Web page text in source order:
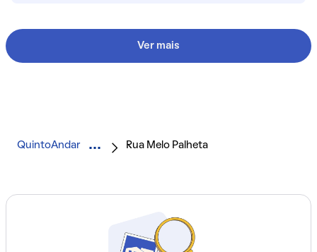
Ver mais
QuintoAndar Rua Melo Palheta